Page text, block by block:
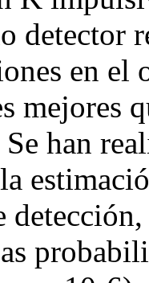
detector
en el
mejores
han